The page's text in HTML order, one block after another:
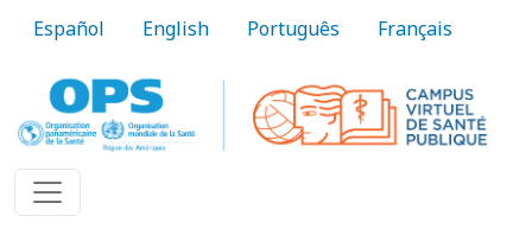
Español English Português Français